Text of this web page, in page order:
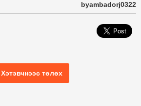
byambadorj0322
Хэтэвчнээс төлөх